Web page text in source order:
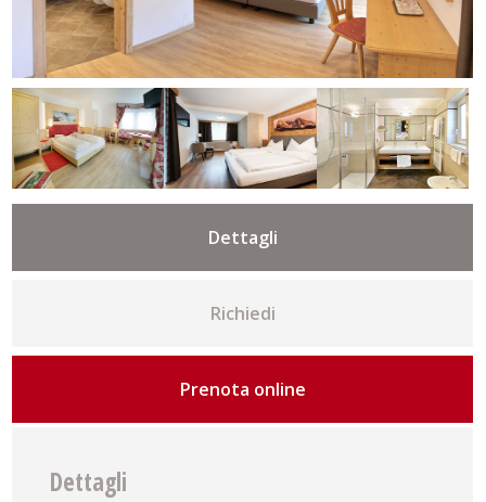
Dettagli
Richiedi
Prenota online
Dettagli